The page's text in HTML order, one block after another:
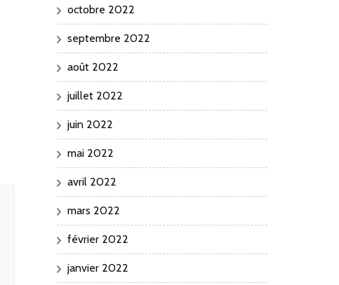
octobre 2022
septembre 2022
août 2022
juillet 2022
juin 2022
mai 2022
avril 2022
mars 2022
février 2022
janvier 2022